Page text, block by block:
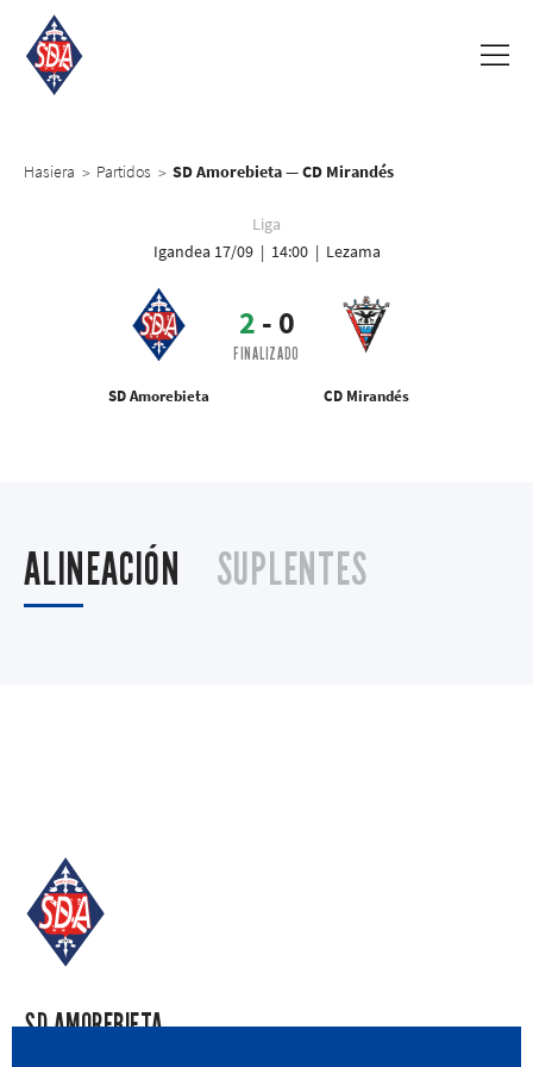
Hasiera > Partidos > SD Amorebieta — CD Mirandés
Liga
Igandea 17/09 | 14:00 | Lezama
SD Amorebieta
2 - 0
FINALIZADO
CD Mirandés
ALINEACIÓN SUPLENTES
SD AMOREBIETA